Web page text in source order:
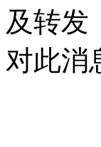
及转发
对此消